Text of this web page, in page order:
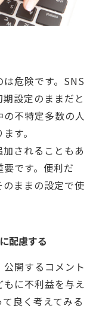
危険です。SNS
設定のままだと
不特定多数の人
す。
されることもあ
です。便利だ
ままの設定で使
配慮する
開するコメント
に不利益を与え
良く考えてみる